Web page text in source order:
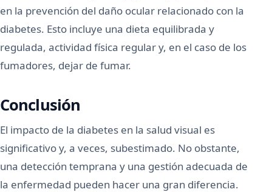
en la prevención del daño ocular relacionado con la
diabetes. Esto incluye una dieta equilibrada y
regulada, actividad física regular y, en el caso de los
fumadores, dejar de fumar.
Conclusión
El impacto de la diabetes en la salud visual es
significativo y, a veces, subestimado. No obstante,
una detección temprana y una gestión adecuada de
la enfermedad pueden hacer una gran diferencia.